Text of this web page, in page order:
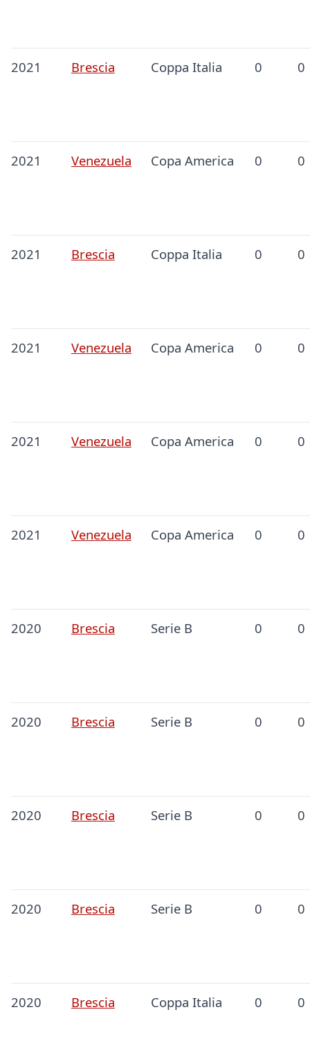
2021 Brescia Coppa Italia 0 0
2021 Venezuela Copa America 0 0
2021 Brescia Coppa Italia 0 0
2021 Venezuela Copa America 0 0
2021 Venezuela Copa America 0 0
2021 Venezuela Copa America 0 0
2020 Brescia Serie B 0 0
2020 Brescia Serie B 0 0
2020 Brescia Serie B 0 0
2020 Brescia Serie B 0 0
2020 Brescia Coppa Italia 0 0